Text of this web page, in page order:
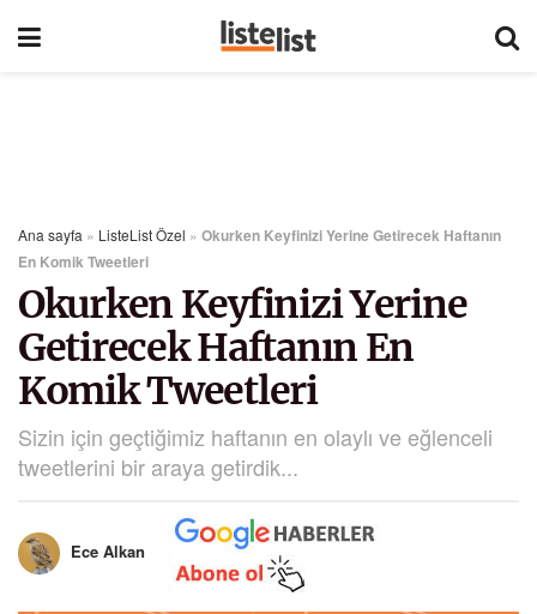
Ana sayfa » ListeList Özel » Okurken Keyfinizi Yerine Getirecek Haftanın
En Komik Tweetleri
Okurken Keyfinizi Yerine
Getirecek Haftanın En
Komik Tweetleri
Sizin için geçtiğimiz haftanın en olaylı ve eğlenceli
tweetlerini bir araya getirdik...
Ece Alkan